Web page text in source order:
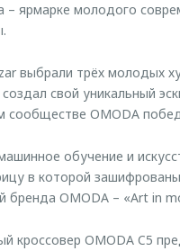
ярмарке молодого
выбрали трёх молодых
свой уникальный
сообществе OMODA
обучение и
в которой
OMODA – «Art in
кроссовер OMODA C5